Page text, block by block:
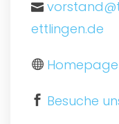
ettlingen.de
Besuche